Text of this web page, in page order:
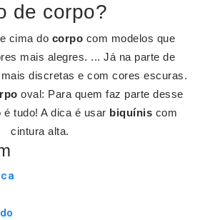
de corpo?
cima do corpo com modelos que
mais alegres. ... Já na parte de
discretas e com cores escuras.
oval: Para quem faz parte desse
tudo! A dica é usar biquínis com
cintura alta.